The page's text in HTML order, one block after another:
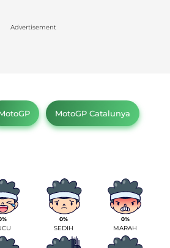
Advertisement
MotoGP Catalunya
0%
SEDIH
0%
MARAH